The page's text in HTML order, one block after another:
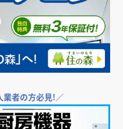
業者の方必見!／